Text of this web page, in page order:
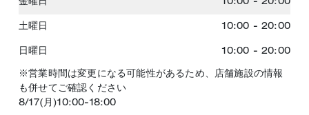
金曜日 10:00 - 20:00
土曜日 10:00 - 20:00
日曜日 10:00 - 20:00
※営業時間は変更になる可能性があるため、店舗施設の情報
も併せてご確認ください
8/17(月)10:00-18:00